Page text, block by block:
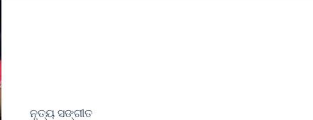
ନୃତ୍ୟ ସଙ୍ଗୀତ